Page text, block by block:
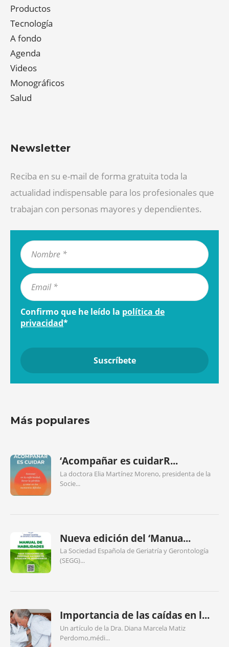
Productos
Tecnología
A fondo
Agenda
Videos
Monográficos
Salud
Newsletter
Reciba en su e-mail de forma gratuita toda la
actualidad indispensable para los profesionales que
trabajan con personas mayores y dependientes.
Confirmo que he leído la política de
privacidad*
Más populares
‘Acompañar es cuidarR...
La doctora Elia Martínez Moreno, presidenta de la
Socie...
Nueva edición del ‘Manua...
La Sociedad Española de Geriatría y Gerontología
(SEGG)...
Importancia de las caídas en l...
Un artículo de la Dra. Diana Marcela Matiz
Perdomo,médi...